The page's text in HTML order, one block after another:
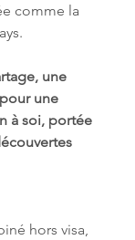
comme la
une
une
à soi, portée
hors visa,